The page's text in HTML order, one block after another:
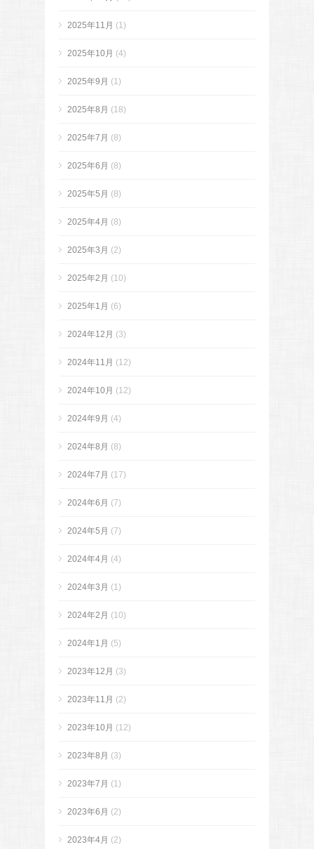
2025年11月 (1)
2025年10月 (4)
2025年9月 (1)
2025年8月 (18)
2025年7月 (8)
2025年6月 (8)
2025年5月 (8)
2025年4月 (8)
2025年3月 (2)
2025年2月 (10)
2025年1月 (6)
2024年12月 (3)
2024年11月 (12)
2024年10月 (12)
2024年9月 (4)
2024年8月 (8)
2024年7月 (17)
2024年6月 (7)
2024年5月 (7)
2024年4月 (4)
2024年3月 (1)
2024年2月 (10)
2024年1月 (5)
2023年12月 (3)
2023年11月 (2)
2023年10月 (12)
2023年8月 (3)
2023年7月 (1)
2023年6月 (2)
2023年4月 (2)